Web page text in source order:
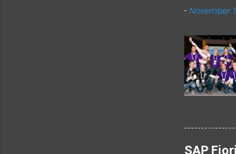
-November
SAP